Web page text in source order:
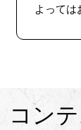
よっては
コン